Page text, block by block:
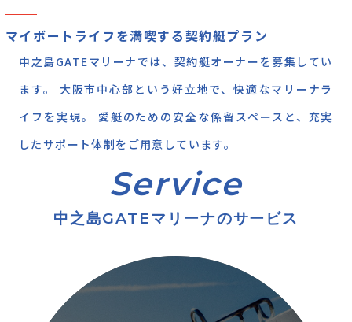
マイボートライフを満喫する契約艇プラン
中之島GATEマリーナでは、契約艇オーナーを募集してい
ます。 大阪市中心部という好立地で、快適なマリーナラ
イフを実現。 愛艇のための安全な係留スペースと、充実
したサポート体制をご用意しています。
中之島GATEマリーナのサービス